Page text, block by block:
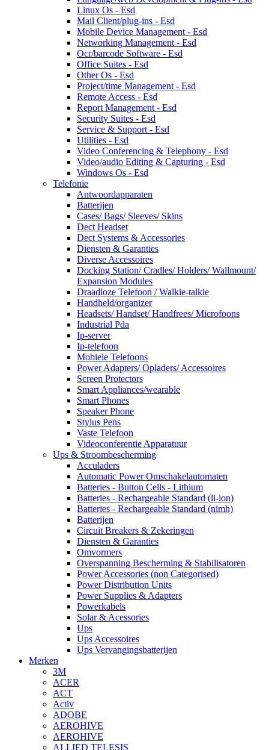
Linux Os - Esd
Mail Client/plug-ins - Esd
Mobile Device Management - Esd
Networking Management - Esd
Ocr/barcode Software - Esd
Office Suites - Esd
Other Os - Esd
Project/time Management - Esd
Remote Access - Esd
Report Management - Esd
Security Suites - Esd
Service & Support - Esd
Utilities - Esd
Video Conferencing & Telephony - Esd
Video/audio Editing & Capturing - Esd
Windows Os - Esd
Telefonie
Antwoordapparaten
Batterijen
Cases/ Bags/ Sleeves/ Skins
Dect Headset
Dect Systems & Accessories
Diensten & Garanties
Diverse Accessoires
Docking Station/ Cradles/ Holders/ Wallmount/
Expansion Modules
Draadloze Telefoon / Walkie-talkie
Handheld/organizer
Headsets/ Handset/ Handfrees/ Microfoons
Industrial Pda
Ip-server
Ip-telefoon
Mobiele Telefoons
Power Adapters/ Opladers/ Accessoires
Screen Protectors
Smart Appliances/wearable
Smart Phones
Speaker Phone
Stylus Pens
Vaste Telefoon
Videoconferentie Apparatuur
Ups & Stroombescherming
Acculaders
Automatic Power Omschakelautomaten
Batteries - Button Cells - Lithium
Batteries - Rechargeable Standard (li-ion)
Batteries - Rechargeable Standard (nimh)
Batterijen
Circuit Breakers & Zekeringen
Diensten & Garanties
Omvormers
Overspanning Bescherming & Stabilisatoren
Power Accessories (non Categorised)
Power Distribution Units
Power Supplies & Adapters
Powerkabels
Solar & Acessories
Ups
Ups Accessoires
Ups Vervangingsbatterijen
Merken
3M
ACER
ACT
Activ
ADOBE
AEROHIVE
AEROHIVE
ALLIED TELESIS